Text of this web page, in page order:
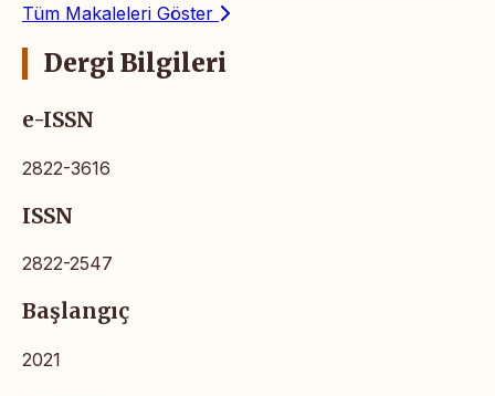
Tüm Makaleleri Göster
Dergi Bilgileri
e-ISSN
2822-3616
ISSN
2822-2547
Başlangıç
2021